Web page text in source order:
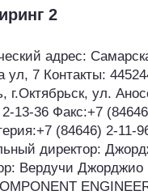
2
адрес:
ул, 7 Контакты:
г.Октябрьск, ул.
13-36 Факс:+7
(84646) 2-11-
директор:
Вердучи